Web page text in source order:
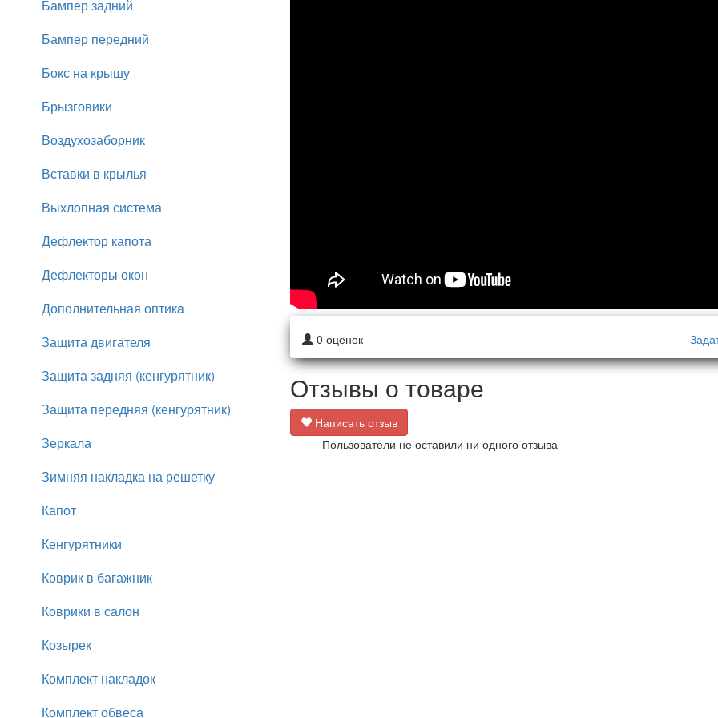
Бампер задний
Бампер передний
Бокс на крышу
Брызговики
Воздухозаборник
Вставки в крылья
Выхлопная система
Дефлектор капота
Дефлекторы окон
Дополнительная оптикa
Защита двигателя
Защита задняя (кенгурятник)
Защита передняя (кенгурятник)
Зеркала
Зимняя накладка на решетку
Капот
Кенгурятники
Коврик в багажник
Коврики в салон
Козырек
Комплект накладок
Комплект обвеса
0 оценок
Отзывы о товаре
Написать отзыв
Пользователи не оставили ни одного отзыва